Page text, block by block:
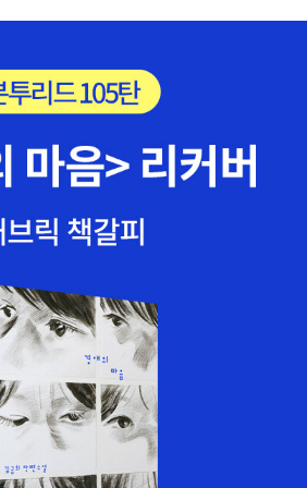
살림이 될까요? 2018.5.16.물.ㅅㄴㄹ(숲노
른문학)
은 버마(미얀마)에서 살다가 쫓겨난 난민
교 국가인 미얀마에서 이슬람교를 믿는 소
세한 표현이 실제 난민 수용소의 모습을
다.난민들은 계속 발생하는데 이들을 보호
하다는 것을 세상에 알려주는 소설이다.
에게 구호와 도움의 손길이 필요하다는 것
다 읽고나니 마음이 무거워진다.더불어
처주지 않는 세상이 되어야 하는데, 실상
, 돈 문제, 정치 문제로 갈등하고 쫓아내고
하고 건강하게 사는 세상이 되면 좋겠다.
리고 우리가 사는 지구에서 발생하는 갈
는 청소년들에게 좋은 책이다.이 책 속에
았다.그래도 지미와 같은 친구가 있고, 힘